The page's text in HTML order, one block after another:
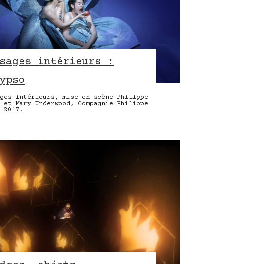
intérieurs :
intérieurs, mise en scène Philippe
et Mary Underwood, Compagnie Philippe
2017.